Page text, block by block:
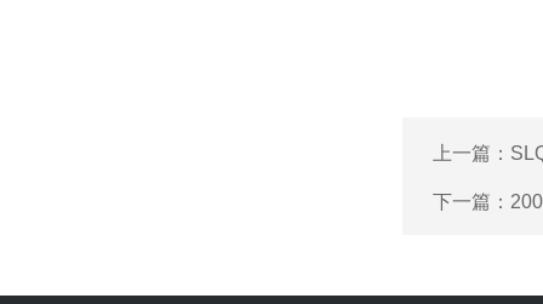
上一篇：
下一篇：